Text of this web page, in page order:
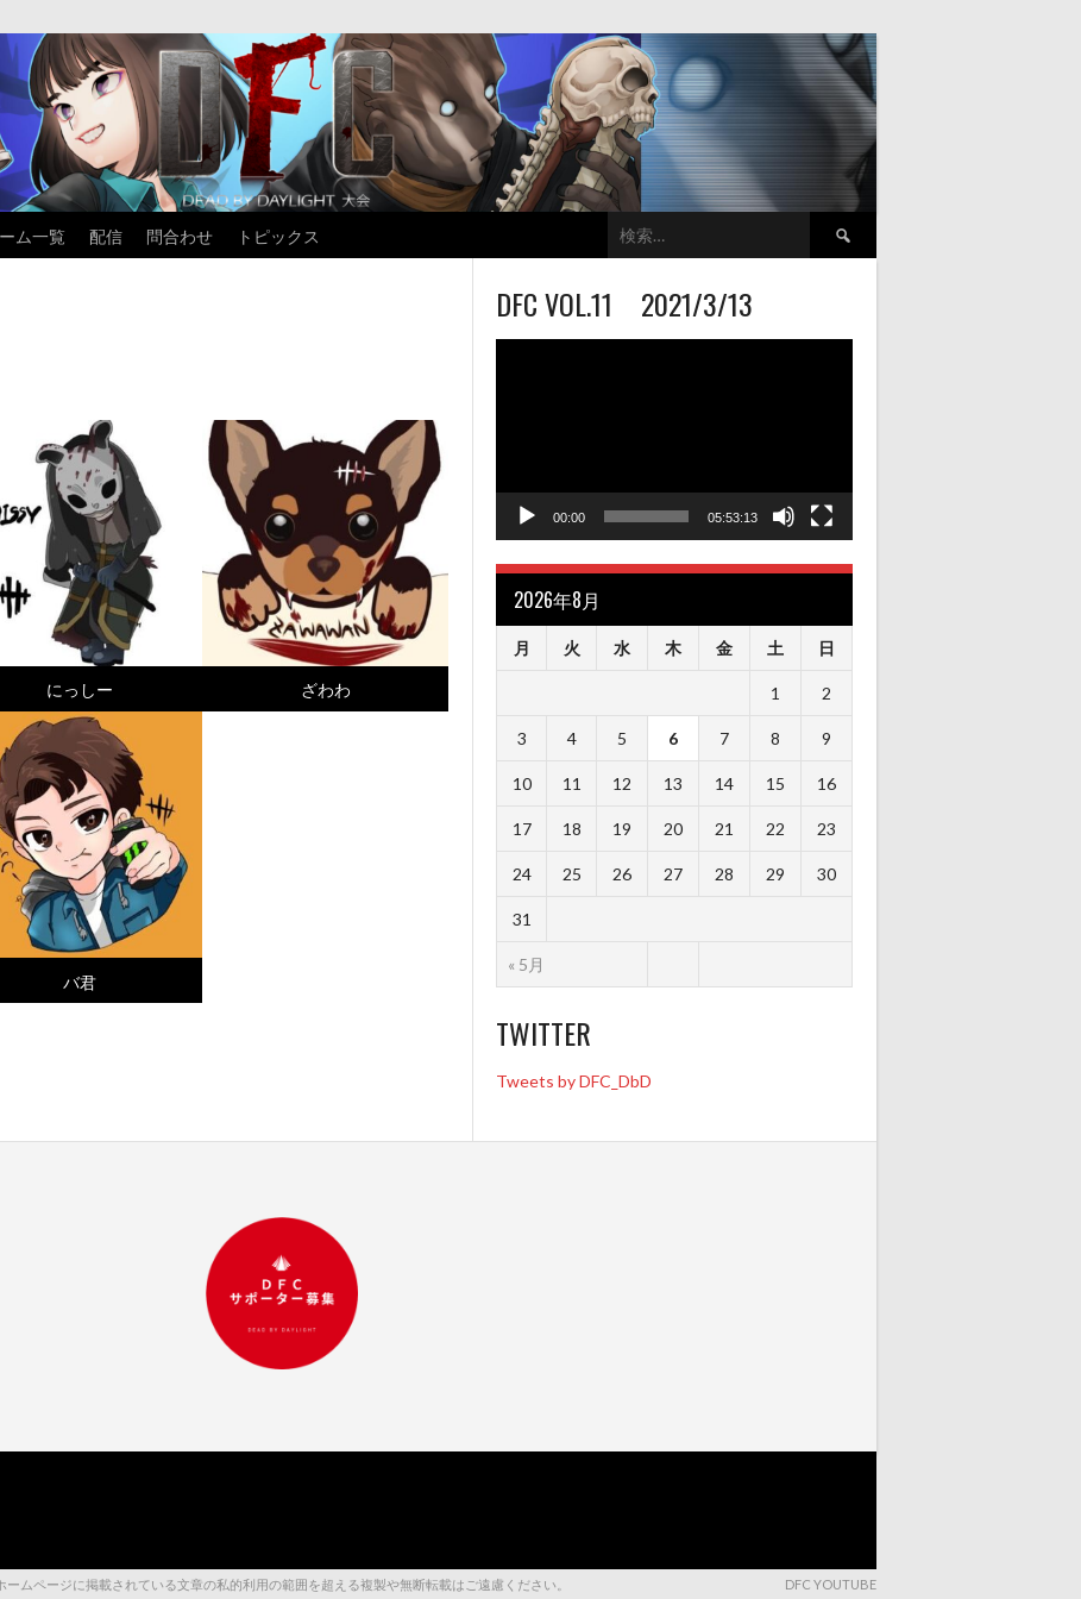
ム一覧 配信 問合わせ トピックス
索:
にっしー ざわわ
バ君
DFC VOL.11 2021/3/13
00:00 05:53:13
2026年8月
月 火 水 木 金 土 日
« 5月
1 2
3 4 5 6 7 8 9
10 11 12 13 14 15 16
17 18 19 20 21 22 23
24 25 26 27 28 29 30
31
TWITTER
Tweets by DFC_DbD
ームページに掲載されている文章の私的利用の範囲を超える複製や無断転載はご遠慮ください。 DFC YOUTUBE